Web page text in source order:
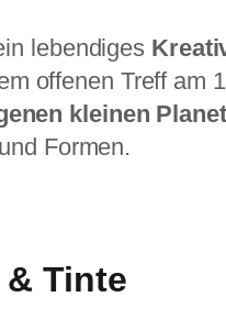
lebendiges
offenen Treff am
kleinen
Formen.
Tinte